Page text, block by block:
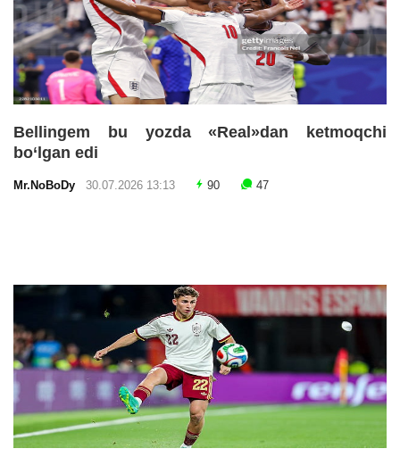
Bellingem bu yozda «Real»dan ketmoqchi
bo‘lgan edi
Mr.NoBoDy 30.07.2026 13:13 90 47